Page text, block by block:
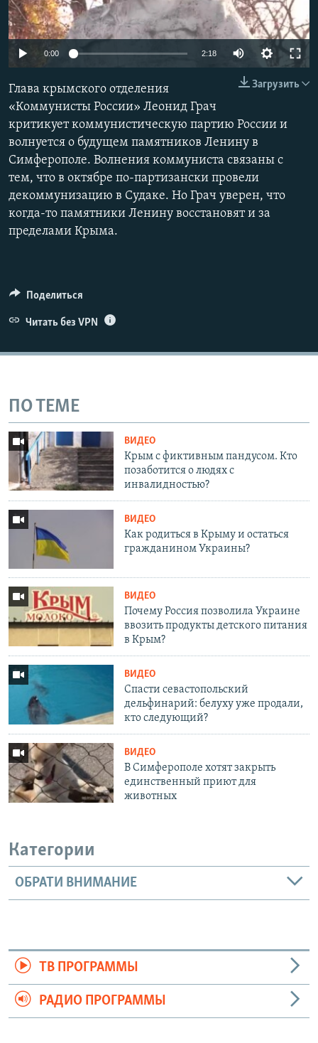
ПОБЕДИТЕЛЕЙ НЕ СУДЯТ?
КРЫМ.НЕПОКОРЕННЫЙ
УКРАИНСКАЯ ПРОБЛЕМА КРЫМА
ПРИСОЕДИНЯЙТЕСЬ!
Все сайты RFE/RL
0:00 2:18
Загрузить
Глава крымского отделения
«Коммунисты России» Леонид Грач
критикует коммунистическую партию России и
волнуется о будущем памятников Ленину в
Симферополе. Волнения коммуниста связаны с
тем, что в октябре по-партизански провели
декоммунизацию в Судаке. Но Грач уверен, что
когда-то памятники Ленину восстановят и за
пределами Крыма.
Поделиться
Читать без VPN
ПО ТЕМЕ
ВИДЕО
Крым с фиктивным пандусом. Кто
позаботится о людях с
инвалидностью?
ВИДЕО
Как родиться в Крыму и остаться
гражданином Украины?
ВИДЕО
Почему Россия позволила Украине
ввозить продукты детского питания
в Крым?
ВИДЕО
Спасти севастопольский
дельфинарий: белуху уже продали,
кто следующий?
ВИДЕО
В Симферополе хотят закрыть
единственный приют для
животных
Категории
ОБРАТИ ВНИМАНИЕ
ТВ ПРОГРАММЫ
РАДИО ПРОГРАММЫ